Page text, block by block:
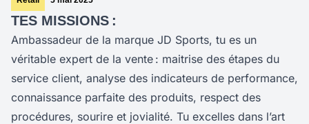
TES MISSIONS :
Ambassadeur de la marque JD Sports, tu es un
véritable expert de la vente : maitrise des étapes du
service client, analyse des indicateurs de performance,
connaissance parfaite des produits, respect des
procédures, sourire et jovialité. Tu excelles dans l’art